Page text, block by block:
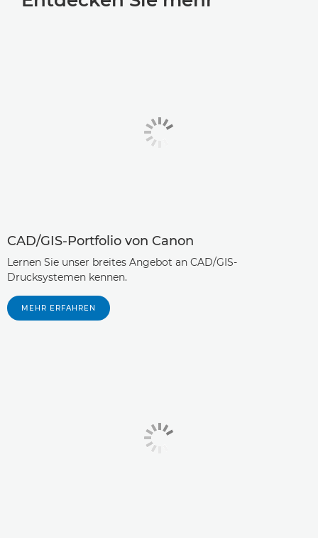
CAD/GIS-Portfolio von Canon
Lernen Sie unser breites Angebot an CAD/GIS-
Drucksystemen kennen.
MEHR ERFAHREN